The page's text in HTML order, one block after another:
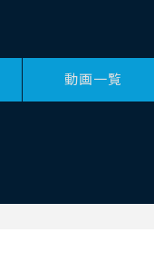
動画一覧